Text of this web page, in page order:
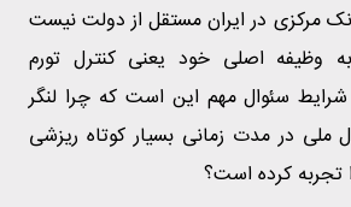
مرکزی در ایران مستقل از دولت نیست
به وظیفه اصلی خود یعنی کنترل تورم
شرایط سئوال مهم این است که چرا لنگر
ملی در مدت زمانی بسیار کوتاه ریزشی